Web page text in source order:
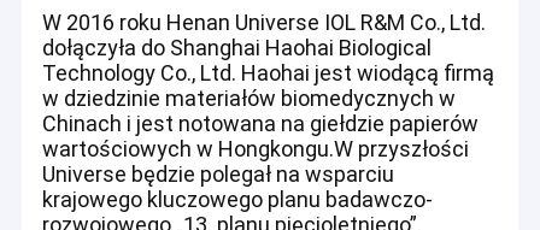
W 2016 roku Henan Universe IOL R&M Co., Ltd.
dołączyła do Shanghai Haohai Biological
Technology Co., Ltd. Haohai jest wiodącą firmą
w dziedzinie materiałów biomedycznych w
Chinach i jest notowana na giełdzie papierów
wartościowych w Hongkongu.W przyszłości
Universe będzie polegał na wsparciu
krajowego kluczowego planu badawczo-